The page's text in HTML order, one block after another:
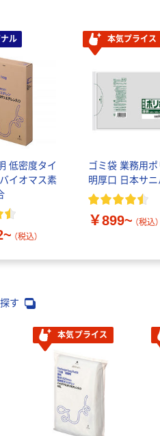
ル
低密度タイ
イオマス素
（税込）
本気プライス
ゴミ袋 業務用
明厚口 日本サニ
￥899~ （税込）
す
本気プライス